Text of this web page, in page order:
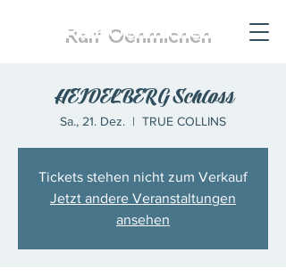
Ralf Oehmichen
HEIDELBERG Schloss
Sa., 21. Dez.
  |
TRUE COLLINS
Tickets stehen nicht zum Verkauf
Jetzt andere Veranstaltungen
ansehen